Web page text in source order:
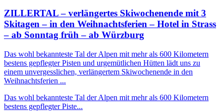
ZILLERTAL – verlängertes Skiwochenende mit 3
Skitagen – in den Weihnachtsferien – Hotel in Strass
– ab Sonntag früh – ab Würzburg
Das wohl bekannteste Tal der Alpen mit mehr als 600 Kilometern
bestens gepflegter Pisten und urgemütlichen Hütten lädt uns zu
einem unvergesslichen, verlängertem Skiwochenende in den
Weihnachtsferien ...
Das wohl bekannteste Tal der Alpen mit mehr als 600 Kilometern
bestens gepflegter Piste...